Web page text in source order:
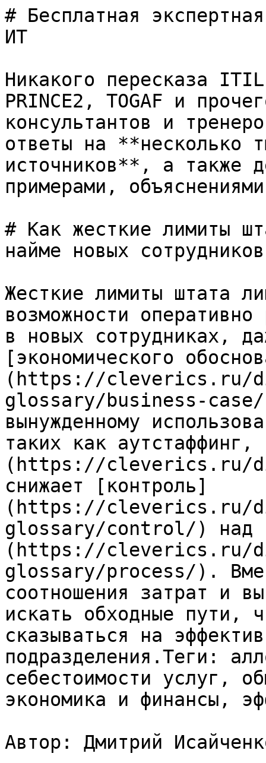
# Бесплатная
ИТ
Никакого пересказа
PRINCE2, TOGAF и
консультантов и
ответы на **несколько
источников**, а также
примерами,
# Как жесткие лимиты
найме новых
Жесткие лимиты штата
возможности
в новых сотрудниках,
[экономического
(https://cleverics.ru/
glossary/business-
вынужденному
таких как
(https://cleverics.ru/
снижает [контроль]
(https://cleverics.ru/
glossary/control/) над
(https://cleverics.ru/
glossary/process/).
соотношения затрат и
искать обходные пути,
сказываться на
подразделения.Теги:
себестоимости услуг,
экономика и финансы,
Автор: Дмитрий